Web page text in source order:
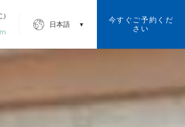
日本語
今すぐご予約くだ
さい